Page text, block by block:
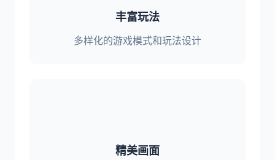
丰富玩法
多样化的游戏模式和玩法设计
精美画面